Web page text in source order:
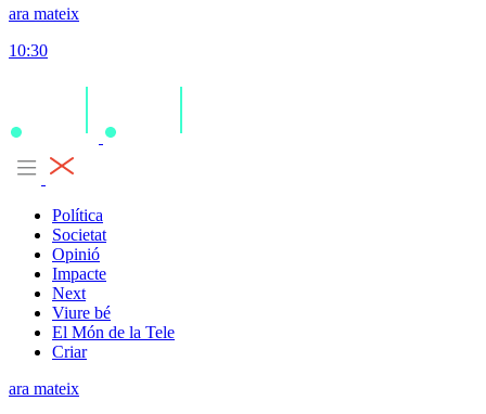
ara mateix
10:30
Política
Societat
Opinió
Impacte
Next
Viure bé
El Món de la Tele
Criar
ara mateix